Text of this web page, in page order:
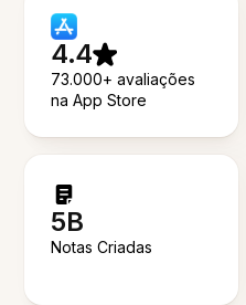
4.4
73.000+ avaliações
na App Store
5B
Notas Criadas